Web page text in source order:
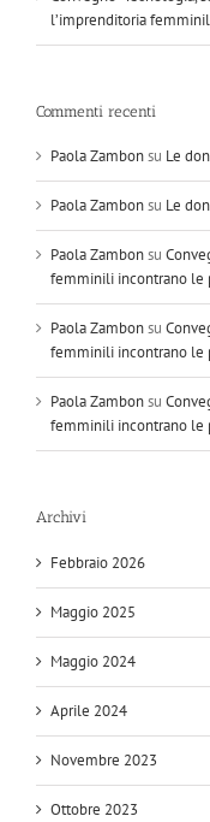
l’imprenditoria
Commenti recenti
Paola Zambonsu Le
Paola Zambonsu Le
Paola Zambonsu
femminili incontrano le
Paola Zambonsu
femminili incontrano le
Paola Zambonsu
femminili incontrano le
Archivi
Febbraio 2026
Maggio 2025
Maggio 2024
Aprile 2024
Novembre 2023
Ottobre 2023